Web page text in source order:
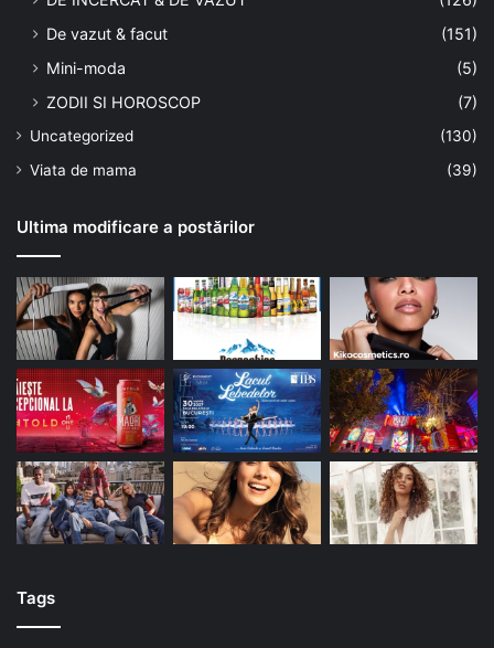
De vazut & facut
(151)
Mini-moda
(5)
ZODII SI HOROSCOP
(7)
Uncategorized
(130)
Viata de mama
(39)
Ultima modificare a postărilor
Tags